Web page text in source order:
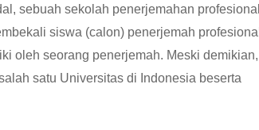
sebuah sekolah penerjemahan profesional
siswa (calon) penerjemah profesional
oleh seorang penerjemah. Meski demikian,
satu Universitas di Indonesia beserta